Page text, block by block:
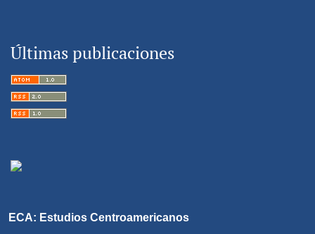
Últimas publicaciones
ECA: Estudios Centroamericanos